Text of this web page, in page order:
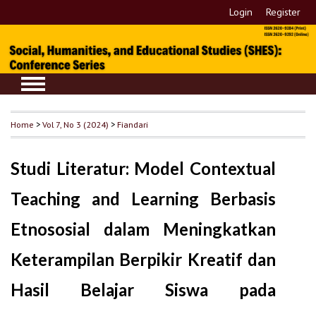
Login Register
Home >Vol 7, No 3 (2024) >Fiandari
Studi Literatur: Model Contextual
Teaching and Learning Berbasis
Etnososial dalam Meningkatkan
Keterampilan Berpikir Kreatif dan
Hasil Belajar Siswa pada